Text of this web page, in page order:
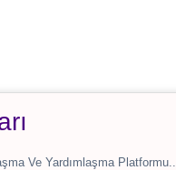
Ve Yardımlaşma Platformu..